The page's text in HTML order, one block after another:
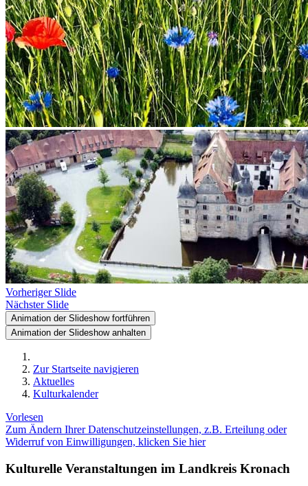
Vorheriger Slide
Nächster Slide
Animation der Slideshow fortführen
Animation der Slideshow anhalten
Zur Startseite navigieren
Aktuelles
Kulturkalender
Vorlesen
Zum Ändern Ihrer Datenschutzeinstellungen, z.B. Erteilung oder
Widerruf von Einwilligungen, klicken Sie hier
Kulturelle Veranstaltungen im Landkreis Kronach